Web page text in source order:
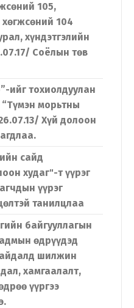
105,
104
хүндэтгэлийн
Соёлын төв
ийг тохиолдуулан
“Түмэн морьтны
Хүй долоон
сайд
худаг"-т үүрэг
үүрэг
танилцлаа
байгууллагын
өдрүүдэд
шилжин
хамгаалалт,
үүргээ